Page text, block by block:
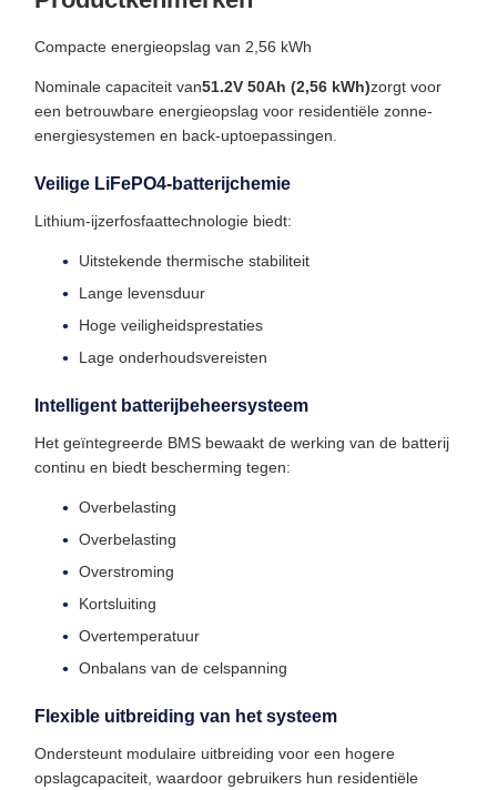
Compacte energieopslag van 2,56 kWh
Nominale capaciteit van51.2V 50Ah (2,56 kWh)zorgt voor
een betrouwbare energieopslag voor residentiële zonne-
energiesystemen en back-uptoepassingen.
Veilige LiFePO4-batterijchemie
Lithium-ijzerfosfaattechnologie biedt:
Uitstekende thermische stabiliteit
Lange levensduur
Hoge veiligheidsprestaties
Lage onderhoudsvereisten
Intelligent batterijbeheersysteem
Het geïntegreerde BMS bewaakt de werking van de batterij
continu en biedt bescherming tegen:
Overbelasting
Overbelasting
Overstroming
Kortsluiting
Overtemperatuur
Onbalans van de celspanning
Flexible uitbreiding van het systeem
Ondersteunt modulaire uitbreiding voor een hogere
opslagcapaciteit, waardoor gebruikers hun residentiële